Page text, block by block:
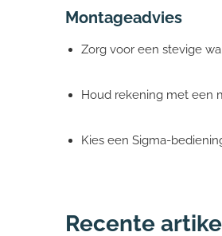
Montageadvies
Zorg voor een stevige
Houd rekening met een
Kies een Sigma-
Recente